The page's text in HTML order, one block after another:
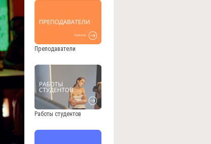
Преподаватели
Работы студентов